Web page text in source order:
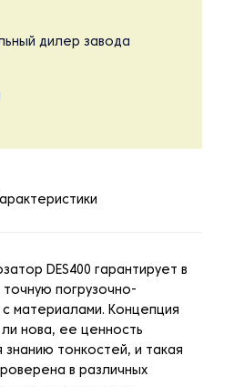
дилер завода
DES400 гарантирует в
точную погрузочно-
с материалами. Концепция
нова, ее ценность
тонкостей, и такая
в различных